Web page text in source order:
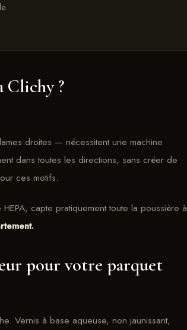
Clichy ?
droites — nécessitent une machine
dans toutes les directions, sans créer de
ces motifs.
capte pratiquement toute la poussière à
pour votre parquet
Vernis à base aqueuse, non jaunissant,